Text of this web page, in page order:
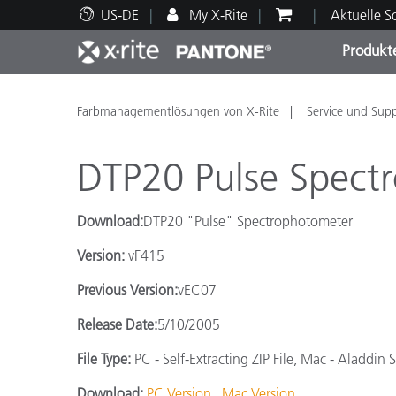
US-DE My X-Rite Aktuelle
Spitzenprodukte
Druck und Verpackung
Automobil
Technischer Support
Pädagogische Ressourcen
Farbmanagementlösungen von X-Rite Service und
DTP20 Pulse
Download:DTP20 "Pulse" Spectrophotometer
Version: vF415
Previous Version:vEC07
Release Date:5/10/2005
File Type: PC - Self-Extracting ZIP File, Mac - Aladdin